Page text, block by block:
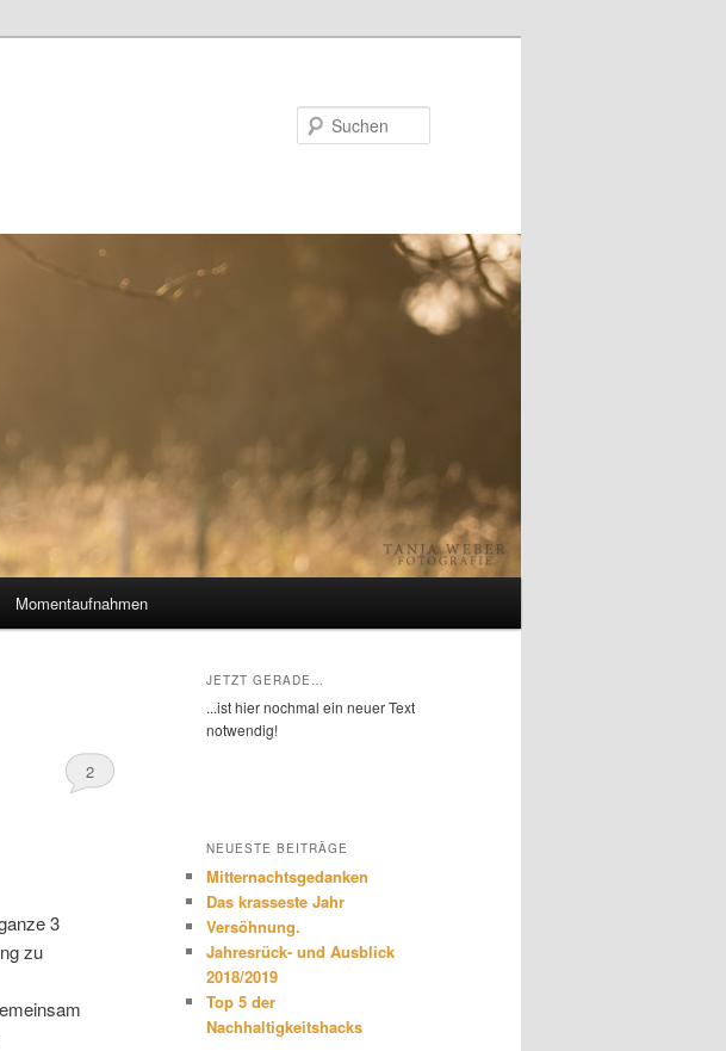
Momentaufnahmen
2
3
zu
JETZT GERADE…
...ist hier nochmal ein neuer Text
notwendig!
NEUESTE BEITRÄGE
Mitternachtsgedanken
Das krasseste Jahr
Versöhnung.
Jahresrück- und Ausblick
2018/2019
Top 5 der
Nachhaltigkeitshacks